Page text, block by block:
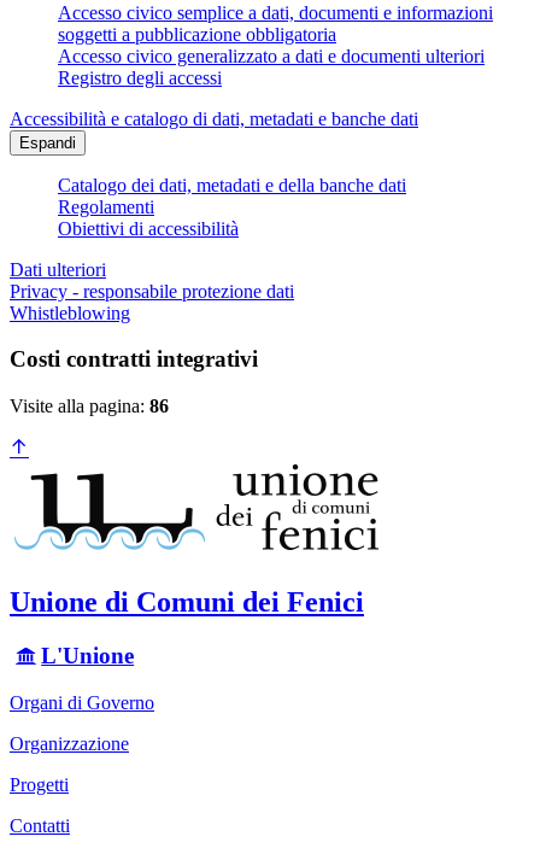
Accesso civico semplice a dati, documenti e informazioni
soggetti a pubblicazione obbligatoria
Accesso civico generalizzato a dati e documenti ulteriori
Registro degli accessi
Accessibilità e catalogo di dati, metadati e banche dati
Espandi
Catalogo dei dati, metadati e della banche dati
Regolamenti
Obiettivi di accessibilità
Dati ulteriori
Privacy - responsabile protezione dati
Whistleblowing
Costi contratti integrativi
Visite alla pagina: 86
Unione di Comuni dei Fenici
L'Unione
Organi di Governo
Organizzazione
Progetti
Contatti